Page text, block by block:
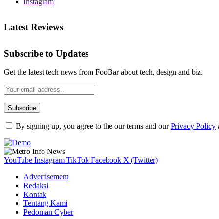
Instagram
Latest Reviews
Subscribe to Updates
Get the latest tech news from FooBar about tech, design and biz.
By signing up, you agree to the our terms and ourPrivacy Policy
YouTube Instagram TikTok Facebook X (Twitter)
Advertisement
Redaksi
Kontak
Tentang Kami
Pedoman Cyber